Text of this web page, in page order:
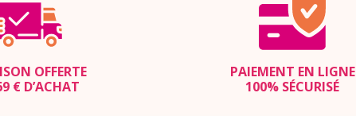
OFFERTE
€ D’ACHAT
PAIEMENT EN LIGNE
100% SÉCURISÉ